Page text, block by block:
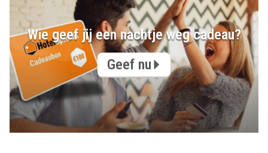
Wie geef jij een nachtje weg cadeau?
Geef nu